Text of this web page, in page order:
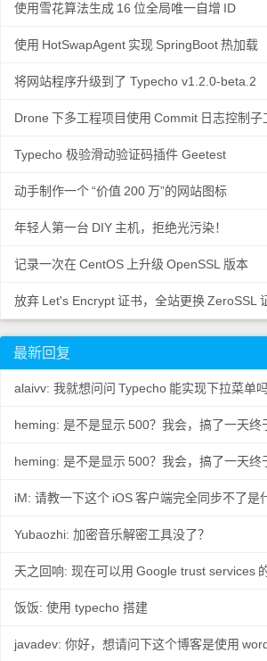
使用雪花算法生成 16 位全局唯一自增 ID
使用 HotSwapAgent 实现 SpringBoot热加载
将网站程序升级到了 Typecho v1.2.0-beta.2
Drone 下多工程项目使用 Commit 日志控制子
Typecho 极验滑动验证码插件 Geetest
动手制作一个“价值 200万”的网站图标
年轻人第一台 DIY 主机，拒绝光污染！
记录一次在CentOS 上升级 OpenSSL 版本
放弃 Let's Encrypt证书，全站更换ZeroSSL
最新回复
alaivv: 我就想问问 Typecho 能实现下拉菜单吗
heming: 是不是显示500？我会，搞了一天终于
heming: 是不是显示500？我会，搞了一天终于
iM: 请教一下这个 iOS客户端完全同步不了是
Yubaozhi: 加密音乐解密工具没了？
天之回响: 现在可以用 Google trust services
饭饭: 使用 typecho 搭建
javadev: 你好，想请问下这个博客是使用